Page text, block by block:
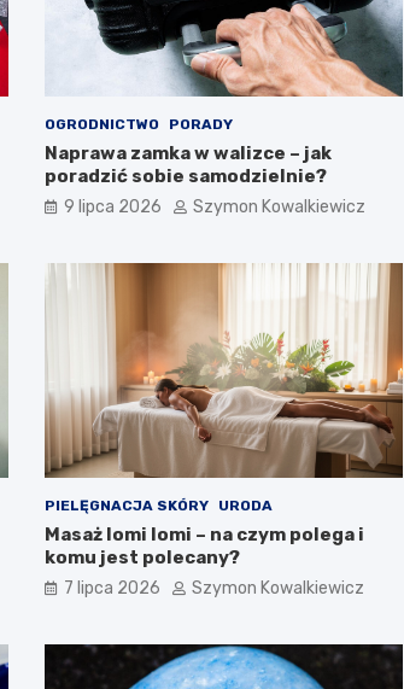
OGRODNICTWO PORADY
Naprawa zamka w walizce – jak
poradzić sobie samodzielnie?
9 lipca 2026 Szymon Kowalkiewicz
PIELĘGNACJA SKÓRY URODA
Masaż lomi lomi – na czym polega i
komu jest polecany?
7 lipca 2026 Szymon Kowalkiewicz